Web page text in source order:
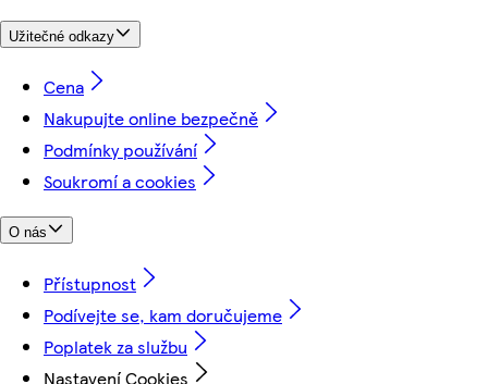
Užitečné odkazy
Cena
Nakupujte online bezpečně
Podmínky používání
Soukromí a cookies
O nás
Přístupnost
Podívejte se, kam doručujeme
Poplatek za službu
Nastavení Cookies